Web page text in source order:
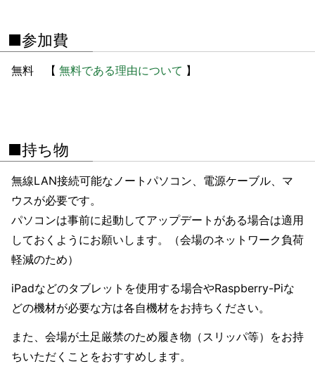
■参加費
無料 【 無料である理由について 】
■持ち物
無線LAN接続可能なノートパソコン、電源ケーブル、マ
ウスが必要です。
パソコンは事前に起動してアップデートがある場合は適用
しておくようにお願いします。（会場のネットワーク負荷
軽減のため）
iPadなどのタブレットを使用する場合やRaspberry-Piな
どの機材が必要な方は各自機材をお持ちください。
また、会場が土足厳禁のため履き物（スリッパ等）をお持
ちいただくことをおすすめします。